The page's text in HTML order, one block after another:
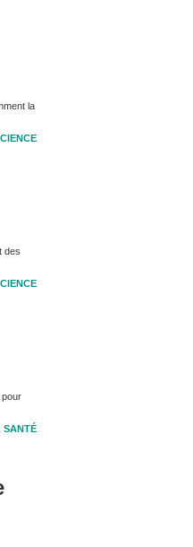
la
des
pour
SANTÉ